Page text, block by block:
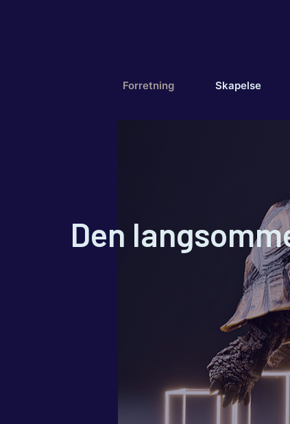
Forretning Skapelse
Den